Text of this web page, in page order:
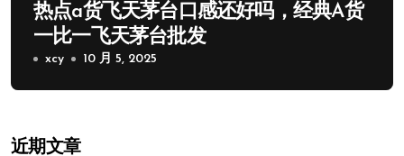
热点a货飞天茅台口感还好吗，经典A货
一比一飞天茅台批发
xcy 10 月 5, 2025
近期文章